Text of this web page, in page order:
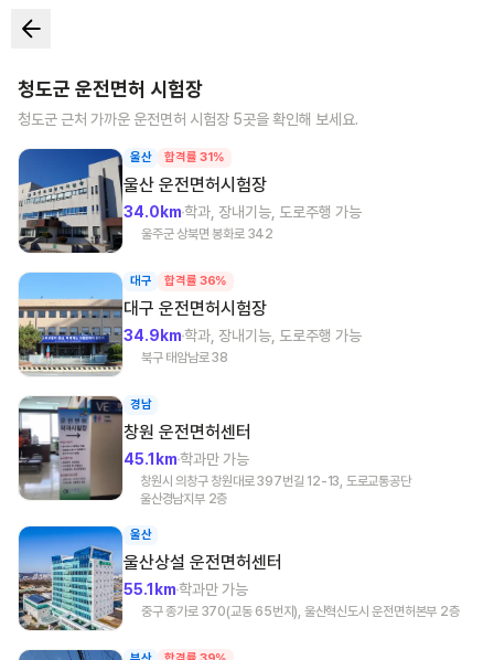
청도군 운전면허 시험장
청도군 근처 가까운 운전면허 시험장 5곳을 확인해 보세요.
울산 합격률 31%
울산 운전면허시험장
34.0km학과, 장내기능, 도로주행 가능
울주군 상북면 봉화로 342
대구 합격률 36%
대구 운전면허시험장
34.9km학과, 장내기능, 도로주행 가능
북구 태암남로 38
경남
창원 운전면허센터
45.1km학과만 가능
창원시 의창구 창원대로 397번길 12-13, 도로교통공단
울산경남지부 2층
울산
울산상설 운전면허센터
55.1km학과만 가능
중구 종가로 370(교동 65번지), 울산혁신도시 운전면허본부 2층